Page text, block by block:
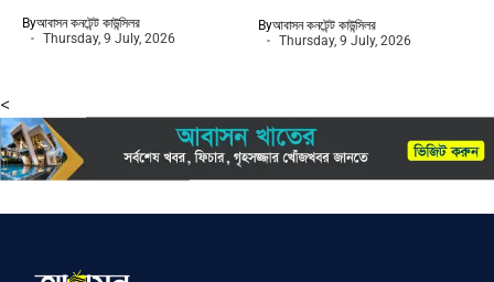
Byআবাসন কনটেন্ট কাউন্সিলর
Thursday, 9 July, 2026
Byআবাসন কনটেন্ট কাউন্সিলর
Thursday, 9 July, 2026
<